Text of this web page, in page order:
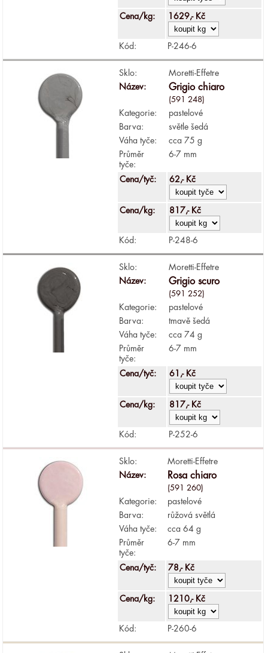
Cena/kg: 1629,- Kč
Kód: P-246-6
Sklo:
Moretti-Effetre
Název:
Grigio chiaro
(591 248)
Kategorie:
pastelové
Barva:
světle šedá
Váha tyče:
cca 75 g
Průměr
tyče:
6-7 mm
Cena/tyč: 62,- Kč
Cena/kg: 817,- Kč
Kód: P-248-6
Sklo:
Moretti-Effetre
Název:
Grigio scuro
(591 252)
Kategorie:
pastelové
Barva:
tmavě šedá
Váha tyče:
cca 74 g
Průměr
tyče:
6-7 mm
Cena/tyč: 61,- Kč
Cena/kg: 817,- Kč
Kód: P-252-6
Sklo:
Moretti-Effetre
Název:
Rosa chiaro
(591 260)
Kategorie:
pastelové
Barva:
růžová světlá
Váha tyče:
cca 64 g
Průměr
tyče:
6-7 mm
Cena/tyč: 78,- Kč
Cena/kg: 1210,- Kč
Kód: P-260-6